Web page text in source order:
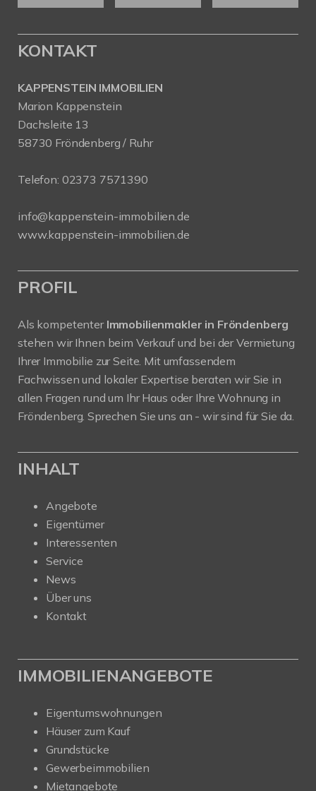
KONTAKT
KAPPENSTEIN IMMOBILIEN
Marion Kappenstein
Dachsleite 13
58730 Fröndenberg / Ruhr
Telefon: 02373 7571390
info@kappenstein-immobilien.de
www.kappenstein-immobilien.de
PROFIL
Als kompetenter Immobilienmakler in Fröndenberg
stehen wir Ihnen beim Verkauf und bei der Vermietung
Ihrer Immobilie zur Seite. Mit umfassendem
Fachwissen und lokaler Expertise beraten wir Sie in
allen Fragen rund um Ihr Haus oder Ihre Wohnung in
Fröndenberg. Sprechen Sie uns an - wir sind für Sie da.
INHALT
Angebote
Eigentümer
Interessenten
Service
News
Über uns
Kontakt
IMMOBILIENANGEBOTE
Eigentumswohnungen
Häuser zum Kauf
Grundstücke
Gewerbeimmobilien
Mietangebote